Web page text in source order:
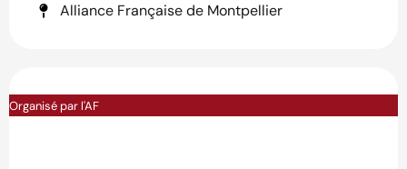
Alliance Française de Montpellier
Organisé par l'AF